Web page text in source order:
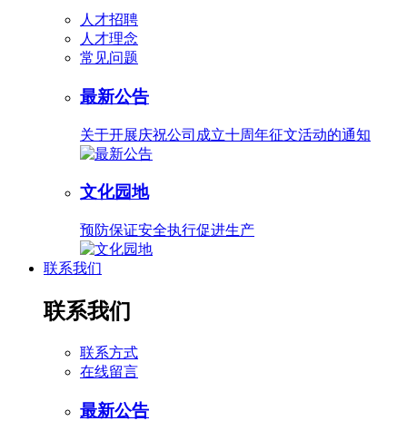
人才招聘
人才理念
常见问题
最新公告
关于开展庆祝公司成立十周年征文活动的通知
文化园地
预防保证安全执行促进生产
联系我们
联系我们
联系方式
在线留言
最新公告